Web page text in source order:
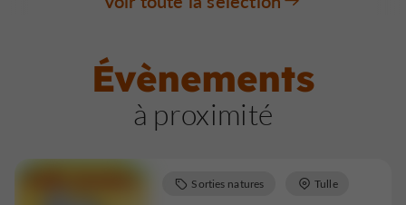
Évènements
à proximité
Sorties natures Tulle